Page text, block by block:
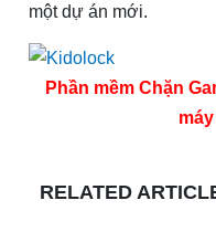
một dự án mới.
Phần mềm Chặn
RELATED